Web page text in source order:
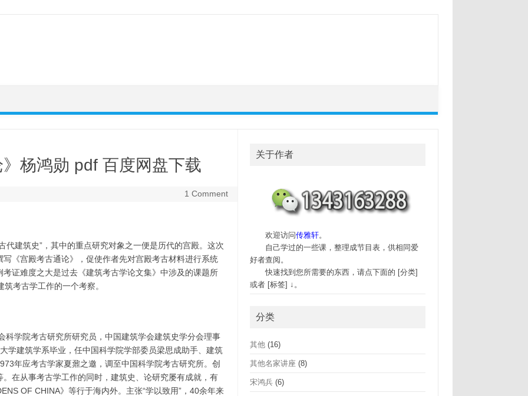
杨鸿勋 pdf 百度网盘下载
1 Comment
代建筑史”，其中的重点研究对象之一便是历代的宫殿。这次
《宫殿考古通论》，促使作者先对宫殿考古材料进行系统
证难度之大是过去《建筑考古学论文集》中涉及的课题所
考古学工作的一个考察。
学院考古研究所研究员，中国建筑学会建筑史学分会理事
建筑学系毕业，任中国科学院学部委员梁思成助手、建筑
年应考古学家夏鼐之邀，调至中国科学院考古研究所。创
在从事考古学工作的同时，建筑史、论研究屡有成就，有
OF CHINA》等行于海内外。主张“学以致用”，40余年来
关于作者
欢迎访问传雅轩。
自己学过的一些课，整理成节目表，供相同爱
好者查阅。
快速找到您所需要的东西，请点下面的 [分类]
或者 [标签] ↓。
分类
其他 (16)
其他名家讲座 (8)
宋鸿兵 (6)